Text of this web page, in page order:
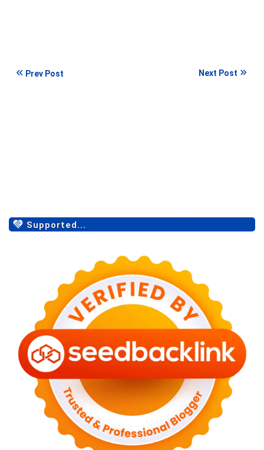
Prev Post Next Post
Supported...